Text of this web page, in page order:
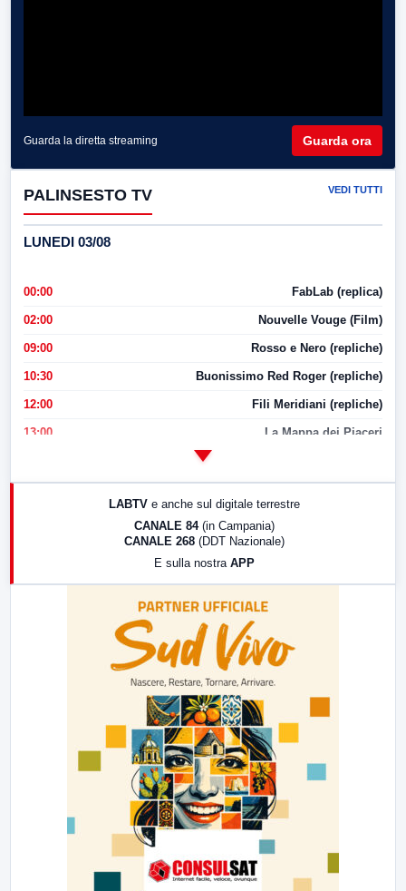
Guarda la diretta streaming Guarda ora
PALINSESTO TV VEDI TUTTI
LUNEDI 03/08
00:00 FabLab (replica)
02:00 Nouvelle Vouge (Film)
09:00 Rosso e Nero (repliche)
10:30 Buonissimo Red Roger (repliche)
12:00 Fili Meridiani (repliche)
13:00 La Mappa dei Piaceri
LABTV e anche sul digitale terrestre
CANALE 84 (in Campania)
CANALE 268 (DDT Nazionale)
E sulla nostra APP